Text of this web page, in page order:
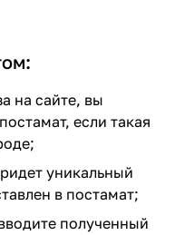
на сайте, вы
если такая
уникальный
в постамат;
полученный